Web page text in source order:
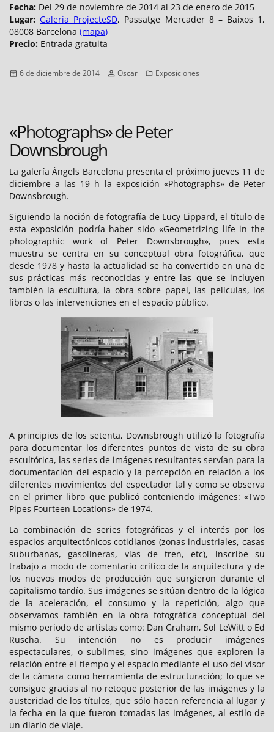
Fecha: Del 29 de noviembre de 2014 al 23 de enero de 2015
Lugar: Galería ProjecteSD, Passatge Mercader 8 – Baixos 1,
08008 Barcelona (mapa)
Precio: Entrada gratuita
Publicado
6 de diciembre de 2014 Autor
Oscar Categorías
Exposiciones
«Photographs» de Peter
Downsbrough
La galería Àngels Barcelona presenta el próximo jueves 11 de
diciembre a las 19 h la exposición «Photographs» de Peter
Downsbrough.
Siguiendo la noción de fotografía de Lucy Lippard, el título de
esta exposición podría haber sido «Geometrizing life in the
photographic work of Peter Downsbrough», pues esta
muestra se centra en su conceptual obra fotográfica, que
desde 1978 y hasta la actualidad se ha convertido en una de
sus prácticas más reconocidas y entre las que se incluyen
también la escultura, la obra sobre papel, las películas, los
libros o las intervenciones en el espacio público.
A principios de los setenta, Downsbrough utilizó la fotografía
para documentar los diferentes puntos de vista de su obra
escultórica, las series de imágenes resultantes servían para la
documentación del espacio y la percepción en relación a los
diferentes movimientos del espectador tal y como se observa
en el primer libro que publicó conteniendo imágenes: «Two
Pipes Fourteen Locations» de 1974.
La combinación de series fotográficas y el interés por los
espacios arquitectónicos cotidianos (zonas industriales, casas
suburbanas, gasolineras, vías de tren, etc), inscribe su
trabajo a modo de comentario crítico de la arquitectura y de
los nuevos modos de producción que surgieron durante el
capitalismo tardío. Sus imágenes se sitúan dentro de la lógica
de la aceleración, el consumo y la repetición, algo que
observamos también en la obra fotográfica conceptual del
mismo período de artistas como: Dan Graham, Sol LeWitt o Ed
Ruscha. Su intención no es producir imágenes
espectaculares, o sublimes, sino imágenes que exploren la
relación entre el tiempo y el espacio mediante el uso del visor
de la cámara como herramienta de estructuración; lo que se
consigue gracias al no retoque posterior de las imágenes y la
austeridad de los títulos, que sólo hacen referencia al lugar y
la fecha en la que fueron tomadas las imágenes, al estilo de
un diario de viaje.